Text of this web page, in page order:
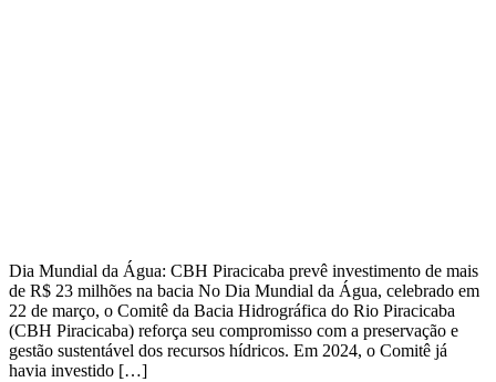
Dia Mundial da Água: CBH Piracicaba prevê investimento de mais
de R$ 23 milhões na bacia No Dia Mundial da Água, celebrado em
22 de março, o Comitê da Bacia Hidrográfica do Rio Piracicaba
(CBH Piracicaba) reforça seu compromisso com a preservação e
gestão sustentável dos recursos hídricos. Em 2024, o Comitê já
havia investido […]